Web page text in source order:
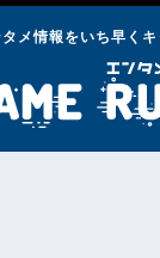
メ情報をいち早くキ